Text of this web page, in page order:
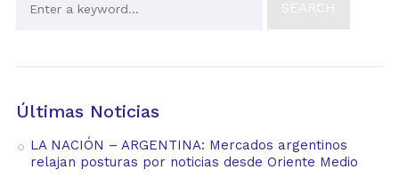
Últimas Noticias
LA NACIÓN – ARGENTINA: Mercados argentinos
relajan posturas por noticias desde Oriente Medio